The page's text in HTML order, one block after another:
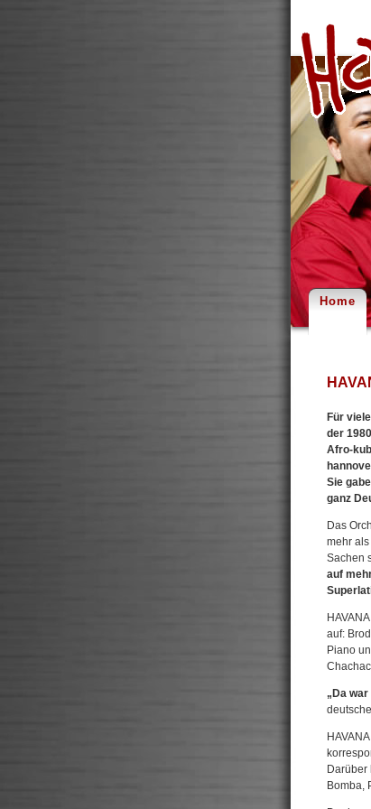
Home
Für
der
Afro-
Sie
ganz
Das
mehr
Sachen
auf
auf:
Piano
„Da
Darüber
Bomba,